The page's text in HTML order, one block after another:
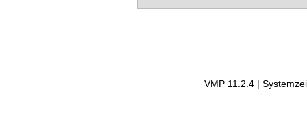
VMP 11.2.4 |